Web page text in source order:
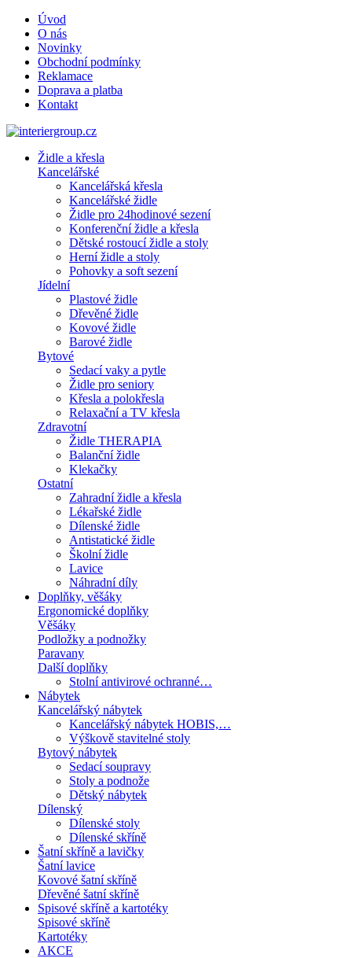
Úvod
O nás
Novinky
Obchodní podmínky
Reklamace
Doprava a platba
Kontakt
Židle a křesla
Kancelářské
Kancelářská křesla
Kancelářské židle
Židle pro 24hodinové sezení
Konferenční židle a křesla
Dětské rostoucí židle a stoly
Herní židle a stoly
Pohovky a soft sezení
Jídelní
Plastové židle
Dřevěné židle
Kovové židle
Barové židle
Bytové
Sedací vaky a pytle
Židle pro seniory
Křesla a polokřesla
Relaxační a TV křesla
Zdravotní
Židle THERAPIA
Balanční židle
Klekačky
Ostatní
Zahradní židle a křesla
Lékařské židle
Dílenské židle
Antistatické židle
Školní židle
Lavice
Náhradní díly
Doplňky, věšáky
Ergonomické doplňky
Věšáky
Podložky a podnožky
Paravany
Další doplňky
Stolní antivirové ochranné…
Nábytek
Kancelářský nábytek
Kancelářský nábytek HOBIS,…
Výškově stavitelné stoly
Bytový nábytek
Sedací soupravy
Stoly a podnože
Dětský nábytek
Dílenský
Dílenské stoly
Dílenské skříně
Šatní skříně a lavičky
Šatní lavice
Kovové šatní skříně
Dřevěné šatní skříně
Spisové skříně a kartotéky
Spisové skříně
Kartotéky
AKCE